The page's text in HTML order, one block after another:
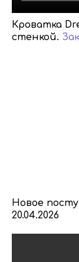
Кроватка
стенкой.
Новое
20.04.2026